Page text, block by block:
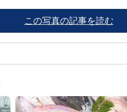
この写真の記事を読む